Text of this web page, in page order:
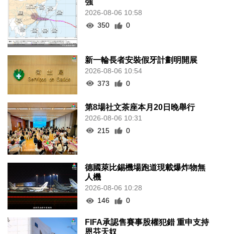
強
2026-08-06 10:58
350
0
新一輪長者安裝假牙計劃明開展
2026-08-06 10:54
373
0
第8場社文茶座本月20日晚舉行
2026-08-06 10:31
215
0
德國萊比錫機場跑道現載爆炸物無
人機
2026-08-06 10:28
146
0
FIFA承認售賽事股權犯錯 重申支持
恩芬天奴